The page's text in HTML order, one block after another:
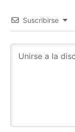
Suscribirse